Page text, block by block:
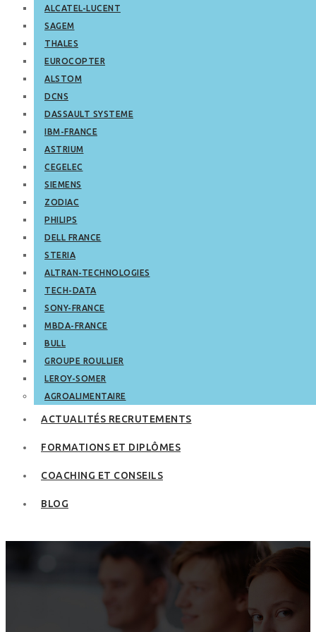
ALCATEL-LUCENT
SAGEM
THALES
EUROCOPTER
ALSTOM
DCNS
DASSAULT SYSTEME
IBM-FRANCE
ASTRIUM
CEGELEC
SIEMENS
ZODIAC
PHILIPS
DELL FRANCE
STERIA
ALTRAN-TECHNOLOGIES
TECH-DATA
SONY-FRANCE
MBDA-FRANCE
BULL
GROUPE ROULLIER
LEROY-SOMER
AGROALIMENTAIRE
ACTUALITÉS RECRUTEMENTS
FORMATIONS ET DIPLÔMES
COACHING ET CONSEILS
BLOG